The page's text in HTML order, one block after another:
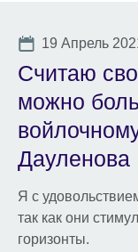
Date
19 Апрель
Считаю
можно
Дауленова
Я с
так как они
горизонты.